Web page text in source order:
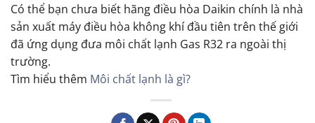
Có thể bạn chưa biết hãng điều hòa Daikin chính là nhà
sản xuất máy điều hòa không khí đầu tiên trên thế giới
đã ứng dụng đưa môi chất lạnh Gas R32 ra ngoài thị
trường.
Tìm hiểu thêm Môi chất lạnh là gì?